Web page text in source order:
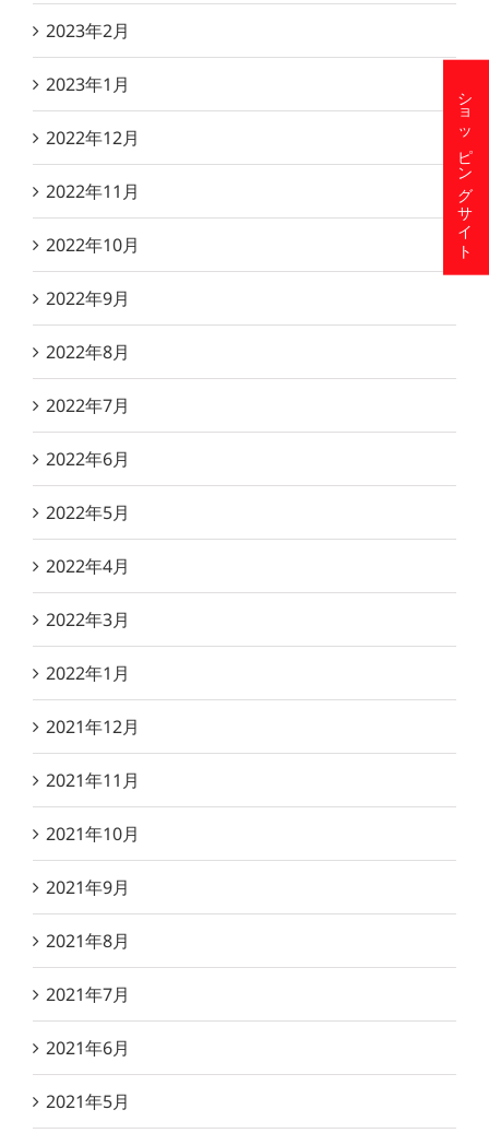
2023年2月
2023年1月
2022年12月
2022年11月
2022年10月
2022年9月
2022年8月
2022年7月
2022年6月
2022年5月
2022年4月
2022年3月
2022年1月
2021年12月
2021年11月
2021年10月
2021年9月
2021年8月
2021年7月
2021年6月
2021年5月
ショッピングサイト